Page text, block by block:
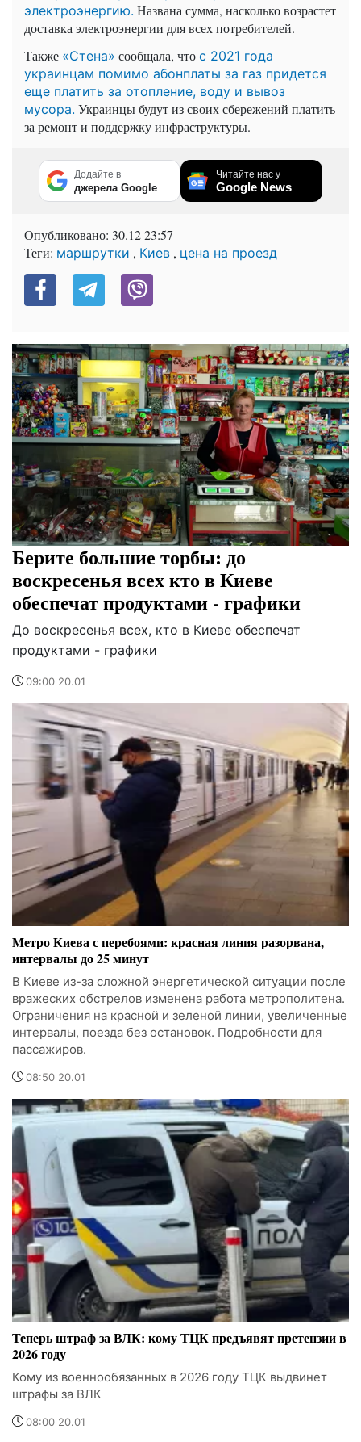
электроэнергию. Названа сумма, насколько возрастет
доставка электроэнергии для всех потребителей.
Также «Стена» сообщала, что с 2021 года
украинцам помимо абонплаты за газ придется
еще платить за отопление, воду и вывоз
мусора. Украинцы будут из своих сбережений платить
за ремонт и поддержку инфраструктуры.
Додайте в
джерела Google
Читайте нас у
Google News
Опубликовано: 30.12 23:57
Теги: маршрутки , Киев , цена на проезд
Берите большие торбы: до
воскресенья всех кто в Киеве
обеспечат продуктами - графики
До воскресенья всех, кто в Киеве обеспечат
продуктами - графики
09:00 20.01
Метро Киева с перебоями: красная линия разорвана,
интервалы до 25 минут
В Киеве из-за сложной энергетической ситуации после
вражеских обстрелов изменена работа метрополитена.
Ограничения на красной и зеленой линии, увеличенные
интервалы, поезда без остановок. Подробности для
пассажиров.
08:50 20.01
Теперь штраф за ВЛК: кому ТЦК предъявят претензии в
2026 году
Кому из военнообязанных в 2026 году ТЦК выдвинет
штрафы за ВЛК
08:00 20.01